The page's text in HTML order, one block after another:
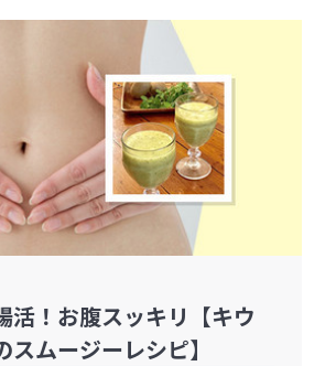
活！お腹スッキリ【キウ
ムージーレシピ】